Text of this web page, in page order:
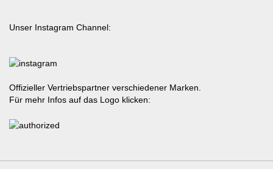
Unser Instagram Channel:
Offizieller Vertriebspartner verschiedener Marken.
Für mehr Infos auf das Logo klicken: